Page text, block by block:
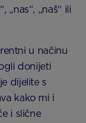
„nas“, „naš“ ili
u načinu
donijeti
dijelite s
kako mi i
i slične